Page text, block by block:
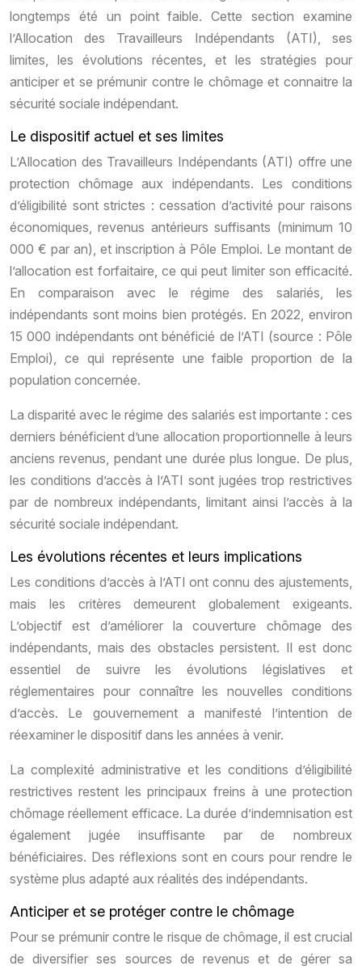
longtemps été un point faible. Cette section examine
l’Allocation des Travailleurs Indépendants (ATI), ses
limites, les évolutions récentes, et les stratégies pour
anticiper et se prémunir contre le chômage et connaitre la
sécurité sociale indépendant.
Le dispositif actuel et ses limites
L’Allocation des Travailleurs Indépendants (ATI) offre une
protection chômage aux indépendants. Les conditions
d’éligibilité sont strictes : cessation d’activité pour raisons
économiques, revenus antérieurs suffisants (minimum 10
000 € par an), et inscription à Pôle Emploi. Le montant de
l’allocation est forfaitaire, ce qui peut limiter son efficacité.
En comparaison avec le régime des salariés, les
indépendants sont moins bien protégés. En 2022, environ
15 000 indépendants ont bénéficié de l’ATI (source : Pôle
Emploi), ce qui représente une faible proportion de la
population concernée.
La disparité avec le régime des salariés est importante : ces
derniers bénéficient d’une allocation proportionnelle à leurs
anciens revenus, pendant une durée plus longue. De plus,
les conditions d’accès à l’ATI sont jugées trop restrictives
par de nombreux indépendants, limitant ainsi l’accès à la
sécurité sociale indépendant.
Les évolutions récentes et leurs implications
Les conditions d’accès à l’ATI ont connu des ajustements,
mais les critères demeurent globalement exigeants.
L’objectif est d’améliorer la couverture chômage des
indépendants, mais des obstacles persistent. Il est donc
essentiel de suivre les évolutions législatives et
réglementaires pour connaître les nouvelles conditions
d’accès. Le gouvernement a manifesté l’intention de
réexaminer le dispositif dans les années à venir.
La complexité administrative et les conditions d’éligibilité
restrictives restent les principaux freins à une protection
chômage réellement efficace. La durée d’indemnisation est
également jugée insuffisante par de nombreux
bénéficiaires. Des réflexions sont en cours pour rendre le
système plus adapté aux réalités des indépendants.
Anticiper et se protéger contre le chômage
Pour se prémunir contre le risque de chômage, il est crucial
de diversifier ses sources de revenus et de gérer sa